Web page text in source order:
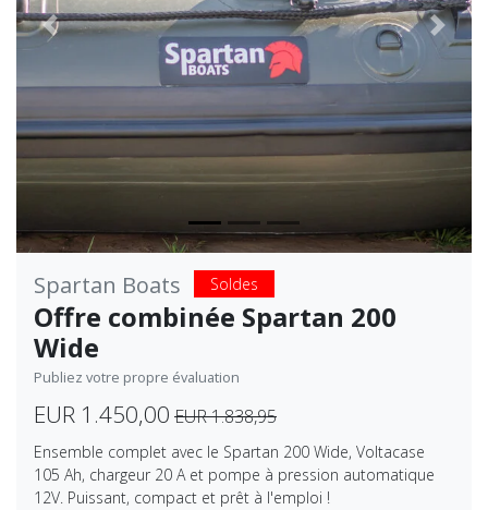
Page précédente Page
Spartan Boats Soldes
Offre combinée Spartan 200
Wide
Publiez votre propre évaluation
EUR 1.450,00 EUR 1.838,95
Ensemble complet avec le Spartan 200 Wide, Voltacase
105 Ah, chargeur 20 A et pompe à pression automatique
12V. Puissant, compact et prêt à l'emploi !